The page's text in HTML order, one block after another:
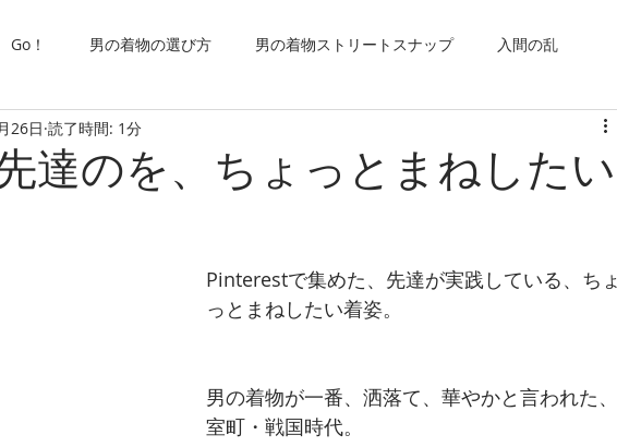
Go！ 男の着物の選び方 男の着物ストリートスナップ 入間の乱
達のを、ちょっとまねしたい
26日 読了時間: 1分
​Pinterestで集めた、先達が実践している、ちょ
っとまねしたい着姿。
男の着物が一番、洒落て、華やかと言われた、
室町・戦国時代。